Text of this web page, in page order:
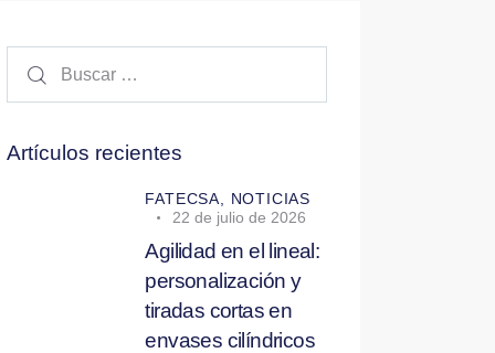
Artículos recientes
FATECSA, NOTICIAS
22 de julio de 2026
Agilidad en el lineal:
personalización y
tiradas cortas en
envases cilíndricos